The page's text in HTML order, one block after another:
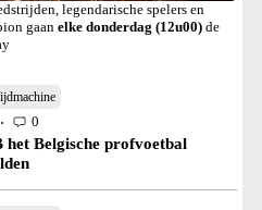
legendarische spelers en
gaan elke donderdag (12u00) de
0
het Belgische profvoetbal